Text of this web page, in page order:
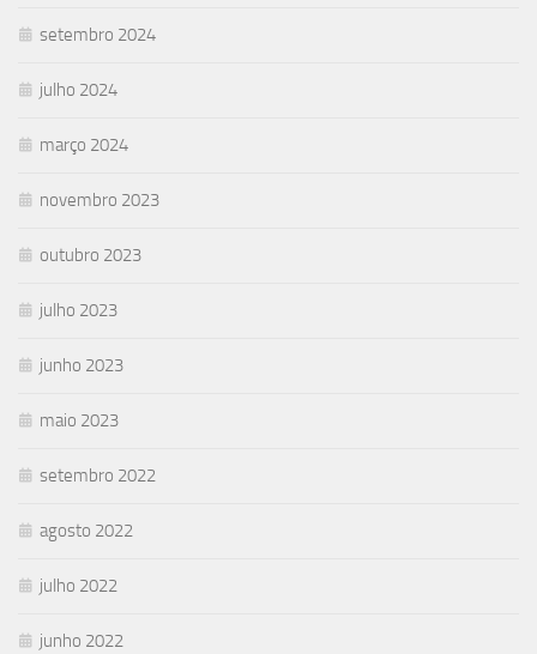
setembro 2024
julho 2024
março 2024
novembro 2023
outubro 2023
julho 2023
junho 2023
maio 2023
setembro 2022
agosto 2022
julho 2022
junho 2022